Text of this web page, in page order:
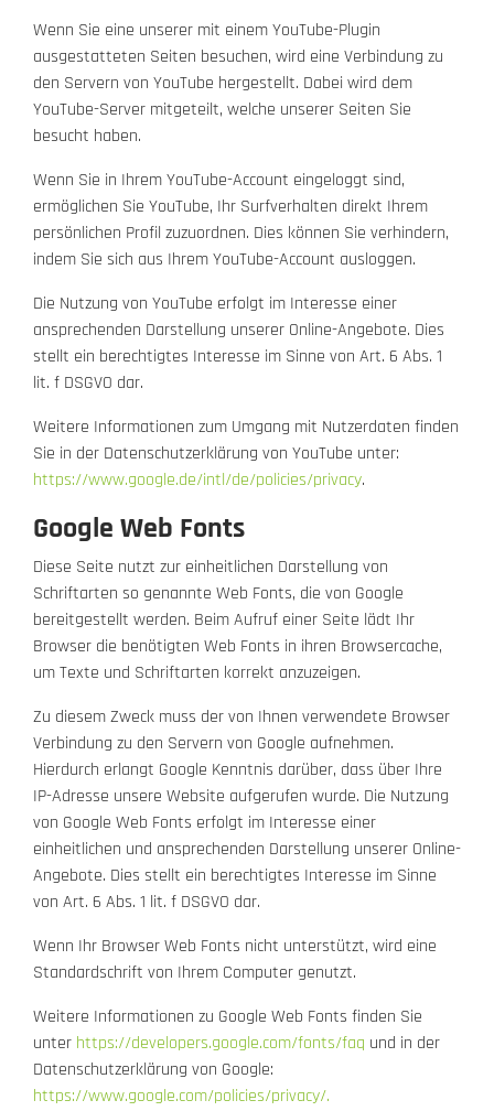
Wenn Sie eine unserer mit einem YouTube-Plugin
ausgestatteten Seiten besuchen, wird eine Verbindung zu
den Servern von YouTube hergestellt. Dabei wird dem
YouTube-Server mitgeteilt, welche unserer Seiten Sie
besucht haben.
Wenn Sie in Ihrem YouTube-Account eingeloggt sind,
ermöglichen Sie YouTube, Ihr Surfverhalten direkt Ihrem
persönlichen Profil zuzuordnen. Dies können Sie verhindern,
indem Sie sich aus Ihrem YouTube-Account ausloggen.
Die Nutzung von YouTube erfolgt im Interesse einer
ansprechenden Darstellung unserer Online-Angebote. Dies
stellt ein berechtigtes Interesse im Sinne von Art. 6 Abs. 1
lit. f DSGVO dar.
Weitere Informationen zum Umgang mit Nutzerdaten finden
Sie in der Datenschutzerklärung von YouTube unter:
https://www.google.de/intl/de/policies/privacy.
Google Web Fonts
Diese Seite nutzt zur einheitlichen Darstellung von
Schriftarten so genannte Web Fonts, die von Google
bereitgestellt werden. Beim Aufruf einer Seite lädt Ihr
Browser die benötigten Web Fonts in ihren Browsercache,
um Texte und Schriftarten korrekt anzuzeigen.
Zu diesem Zweck muss der von Ihnen verwendete Browser
Verbindung zu den Servern von Google aufnehmen.
Hierdurch erlangt Google Kenntnis darüber, dass über Ihre
IP-Adresse unsere Website aufgerufen wurde. Die Nutzung
von Google Web Fonts erfolgt im Interesse einer
einheitlichen und ansprechenden Darstellung unserer Online-
Angebote. Dies stellt ein berechtigtes Interesse im Sinne
von Art. 6 Abs. 1 lit. f DSGVO dar.
Wenn Ihr Browser Web Fonts nicht unterstützt, wird eine
Standardschrift von Ihrem Computer genutzt.
Weitere Informationen zu Google Web Fonts finden Sie
unter https://developers.google.com/fonts/faq und in der
Datenschutzerklärung von Google:
https://www.google.com/policies/privacy/.